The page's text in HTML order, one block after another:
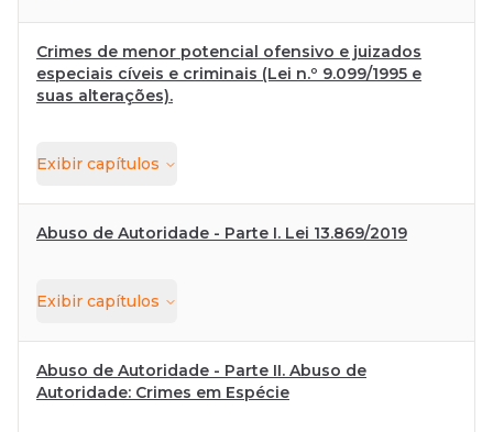
Crimes de menor potencial ofensivo e juizados
especiais cíveis e criminais (Lei n.º 9.099/1995 e
suas alterações).
Exibir capítulos
Abuso de Autoridade - Parte I. Lei 13.869/2019
Exibir capítulos
Abuso de Autoridade - Parte II. Abuso de
Autoridade: Crimes em Espécie